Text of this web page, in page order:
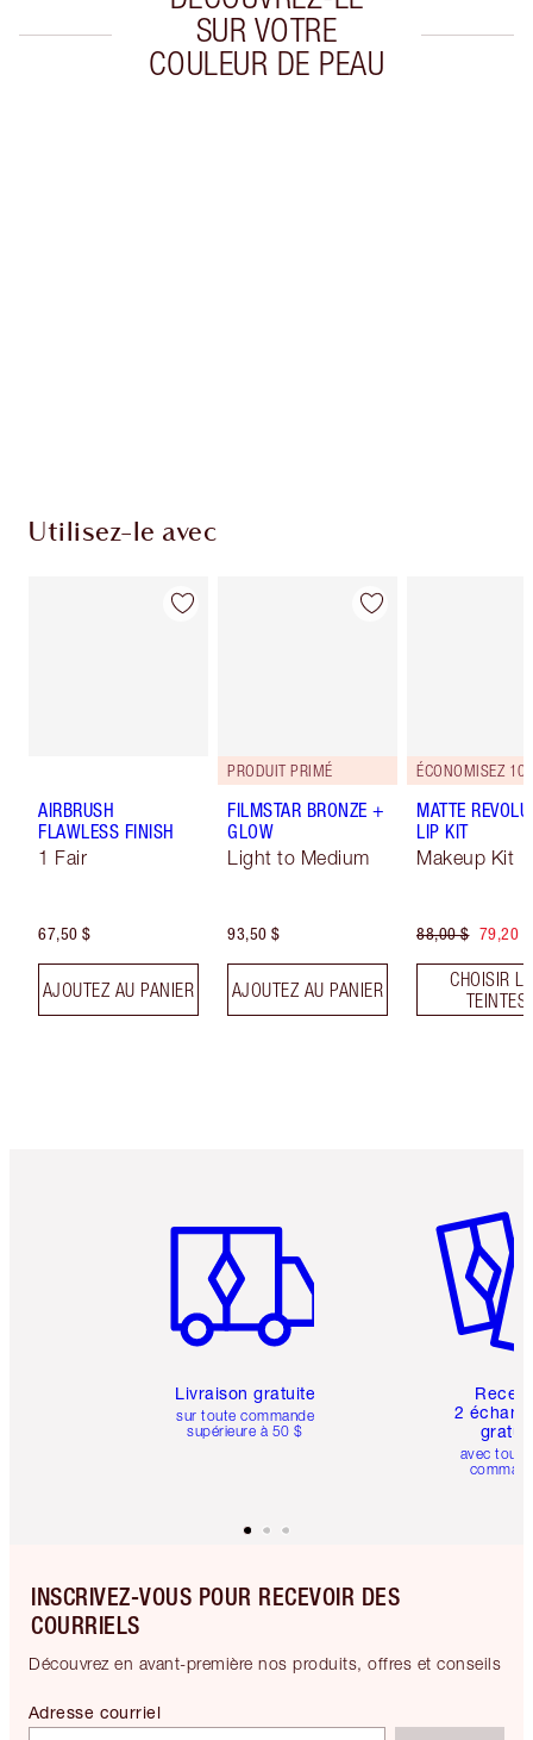
SUR VOTRE
COULEUR DE PEAU
Utilisez-le avec
AIRBRUSH
FLAWLESS FINISH
1 Fair
67,50 $
AJOUTEZ AU PANIER
PRODUIT PRIMÉ
FILMSTAR BRONZE +
GLOW
Light to Medium
93,50 $
AJOUTEZ AU PANIER
ÉCONOMISEZ 10
MATTE
LIP KIT
Makeup Kit
88,00 $ 79,20 $
CHOISIR
TEINTES
Livraison gratuite
sur toute commande
supérieure à 50 $
2
avec
INSCRIVEZ-VOUS POUR RECEVOIR DES
COURRIELS
Découvrez en avant-première nos produits, offres et conseils
Adresse courriel